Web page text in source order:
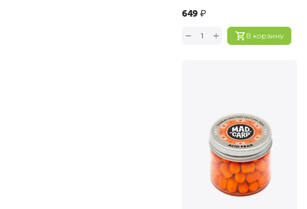
‍649‍₽
В корзину
+
−